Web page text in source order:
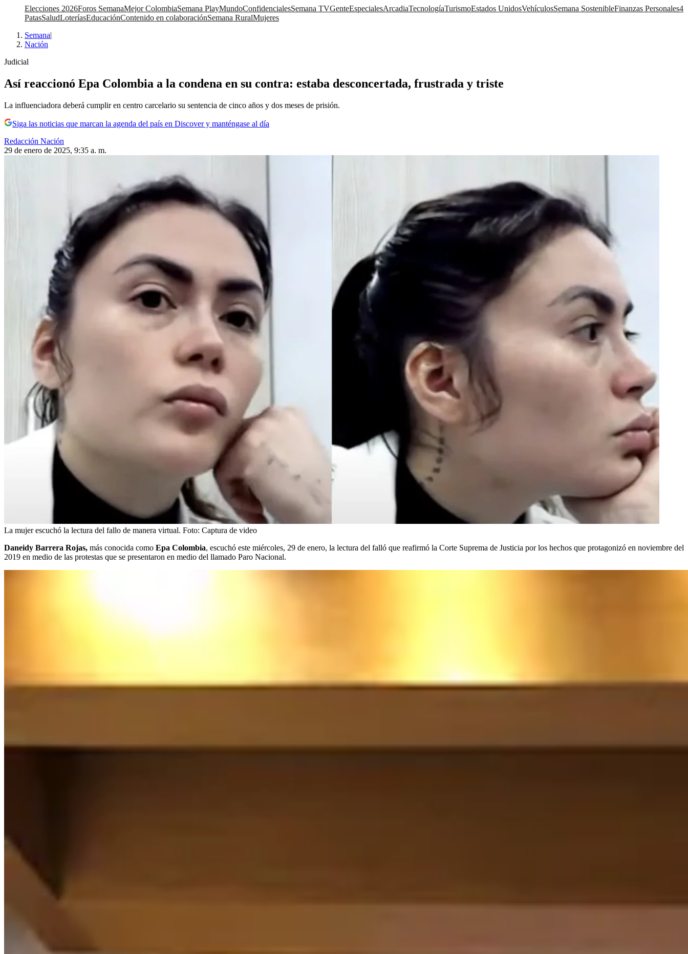
Elecciones 2026Foros SemanaMejor ColombiaSemana PlayMundoConfidencialesSemana TVGenteEspecialesArcadiaTecnologíaTurismoEstados UnidosVehículosSemana SostenibleFinanzas Personales4
PatasSaludLoteríasEducaciónContenido en colaboraciónSemana RuralMujeres
Semana|
Nación
Judicial
Así reaccionó Epa Colombia a la condena en su contra: estaba desconcertada, frustrada y triste
La influenciadora deberá cumplir en centro carcelario su sentencia de cinco años y dos meses de prisión.
Siga las noticias que marcan la agenda del país en Discover y manténgase al día
Redacción Nación
29 de enero de 2025, 9:35 a. m.
La mujer escuchó la lectura del fallo de manera virtual. Foto: Captura de video
Daneidy Barrera Rojas, más conocida como Epa Colombia, escuchó este miércoles, 29 de enero, la lectura del falló que reafirmó la Corte Suprema de Justicia por los hechos que protagonizó en noviembre del
2019 en medio de las protestas que se presentaron en medio del llamado Paro Nacional.